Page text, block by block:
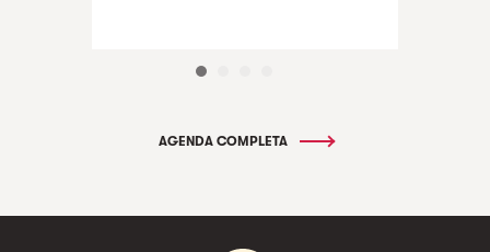
AGENDA COMPLETA